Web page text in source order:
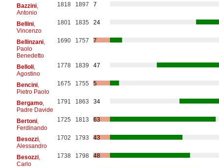
Bazzini,
Antonio
1818 1897 7
Bellini,
Vincenzo
1801 1835 24
Bellinzani,
Paolo
Benedetto
1690 1757 7
Belloli,
Agostino
1778 1839 47
Bencini,
Pietro Paolo
1675 1755 5
Bergamo,
Padre Davide
1791 1863 34
Bertoni,
Ferdinando
1725 1813 63
Besozzi,
Alessandro
1702 1793 43
Besozzi,
Carlo
1738 1798 48